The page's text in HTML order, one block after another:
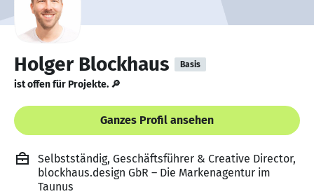
Holger Blockhaus Basis
ist offen für Projekte. 🔎
Ganzes Profil ansehen
Selbstständig, Geschäftsführer & Creative Director,
blockhaus.design GbR – Die Markenagentur im
Taunus